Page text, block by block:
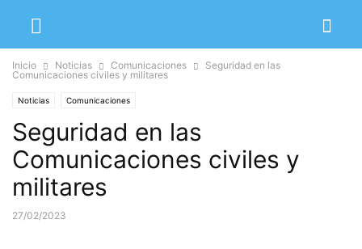
Inicio Noticias Comunicaciones
Seguridad en las
Comunicaciones civiles y militares
Noticias Comunicaciones
Seguridad en las
Comunicaciones civiles y
militares
27/02/2023